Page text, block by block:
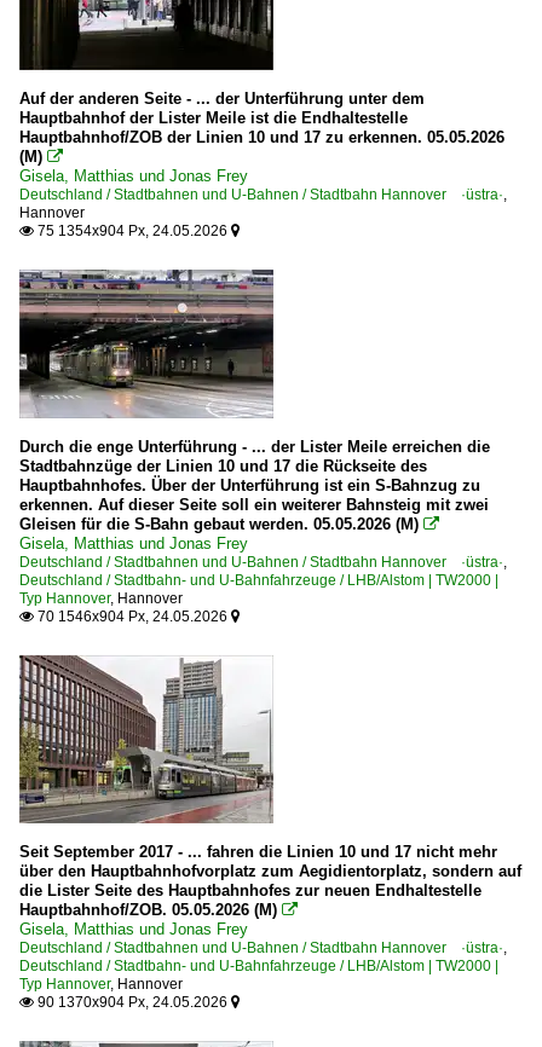
Auf der anderen Seite - ... der Unterführung unter dem
Hauptbahnhof der Lister Meile ist die Endhaltestelle
Hauptbahnhof/ZOB der Linien 10 und 17 zu erkennen. 05.05.2026
(M) 
Gisela, Matthias und Jonas Frey
Deutschland / Stadtbahnen und U-Bahnen / Stadtbahn Hannover ·üstra·
Hannover
 75 1354x904 Px, 24.05.2026 
Durch die enge Unterführung - ... der Lister Meile erreichen die
Stadtbahnzüge der Linien 10 und 17 die Rückseite des
Hauptbahnhofes. Über der Unterführung ist ein S-Bahnzug zu
erkennen. Auf dieser Seite soll ein weiterer Bahnsteig mit zwei
Gleisen für die S-Bahn gebaut werden. 05.05.2026 (M) 
Gisela, Matthias und Jonas Frey
Deutschland / Stadtbahnen und U-Bahnen / Stadtbahn Hannover ·üstra·
Deutschland / Stadtbahn- und U-Bahnfahrzeuge / LHB/Alstom | TW2000 |
Typ Hannover, Hannover
 70 1546x904 Px, 24.05.2026 
Seit September 2017 - ... fahren die Linien 10 und 17 nicht mehr
über den Hauptbahnhofvorplatz zum Aegidientorplatz, sondern auf
die Lister Seite des Hauptbahnhofes zur neuen Endhaltestelle
Hauptbahnhof/ZOB. 05.05.2026 (M) 
Gisela, Matthias und Jonas Frey
Deutschland / Stadtbahnen und U-Bahnen / Stadtbahn Hannover ·üstra·
Deutschland / Stadtbahn- und U-Bahnfahrzeuge / LHB/Alstom | TW2000 |
Typ Hannover, Hannover
 90 1370x904 Px, 24.05.2026 